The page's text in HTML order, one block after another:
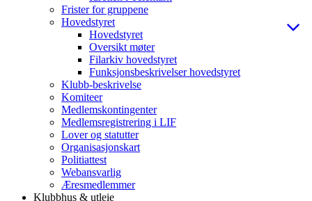
Frister for gruppene
Hovedstyret
Hovedstyret
Oversikt møter
Filarkiv hovedstyret
Funksjonsbeskrivelser hovedstyret
Klubb-beskrivelse
Komiteer
Medlemskontingenter
Medlemsregistrering i LIF
Lover og statutter
Organisasjonskart
Politiattest
Webansvarlig
Æresmedlemmer
Klubbhus & utleie